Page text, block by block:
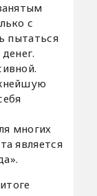
с
пытаться
многих
является